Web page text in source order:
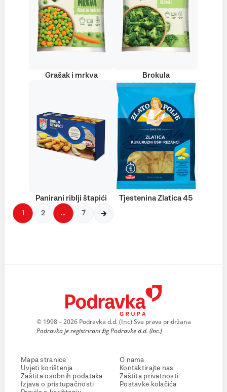
Grašak i mrkva Brokula
Panirani riblji štapići Tjestenina Zlatica 45
1 2 … 7
© 1998 – 2026 Podravka d.d. (Inc) Sva prava pridržana
Podravka je registrirani žig Podravke d.d. (Inc.)
Mapa stranice
Uvjeti korištenja
Zaštita osobnih podataka
Izjava o pristupačnosti
O nama
Kontaktirajte nas
Zaštita privatnosti
Postavke kolačića